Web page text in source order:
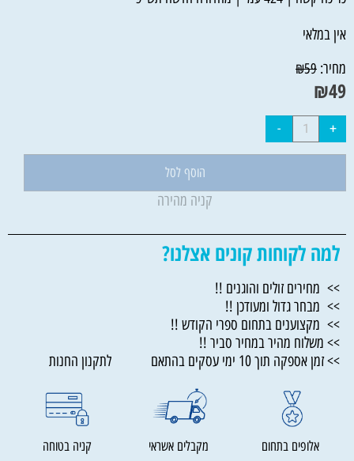
אין במלאי
מחיר:
₪59
₪49
הוסף לסל
קניה מהירה
למה לקוחות קונים אצלנו?
>> מחירים זולים והוגנים !!
>> מבחר גדול ומעודכן !!
>> מקצוענים בתחום ספרי הקודש !!
>> משלוח מהיר במחיר סביר !!
>> זמן אספקה תוך 10 ימי עסקים בהתאם לתקנון החנות
אלופים בתחום מקבלים אשראי קניה בטוחה